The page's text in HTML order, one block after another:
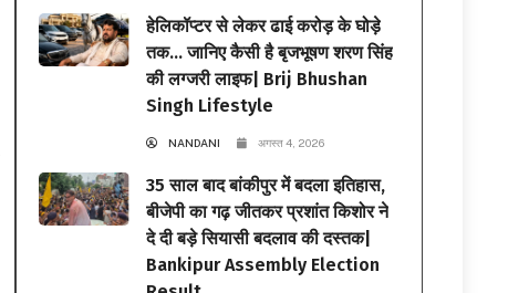
हेलिकॉप्टर से लेकर ढाई करोड़ के घोड़े
तक… जानिए कैसी है बृजभूषण शरण सिंह
की लग्जरी लाइफ| Brij Bhushan
Singh Lifestyle
NANDANI अगस्त 4, 2026
35 साल बाद बांकीपुर में बदला इतिहास,
बीजेपी का गढ़ जीतकर प्रशांत किशोर ने
दे दी बड़े सियासी बदलाव की दस्तक|
Bankipur Assembly Election